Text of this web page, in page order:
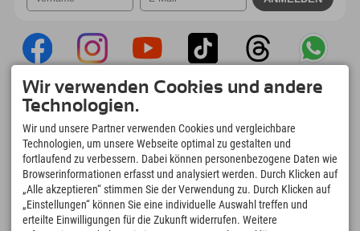
Explorer App
Upload Deiner #ExplorerMoments, Mein
Explorer To Go mit Buchungsübersicht,
Bucketlist, Restaurantübersicht uvm. Jetzt
downloaden!
Zeit für Explorer Moments
Wir verwenden Cookies und andere
Technologien.
Wir und unsere Partner verwenden Cookies und vergleichbare
Technologien, um unsere Webseite optimal zu gestalten und
fortlaufend zu verbessern. Dabei können personenbezogene Daten wie
Browserinformationen erfasst und analysiert werden. Durch Klicken auf
„Alle akzeptieren“ stimmen Sie der Verwendung zu. Durch Klicken auf
„Einstellungen“ können Sie eine individuelle Auswahl treffen und
erteilte Einwilligungen für die Zukunft widerrufen. Weitere